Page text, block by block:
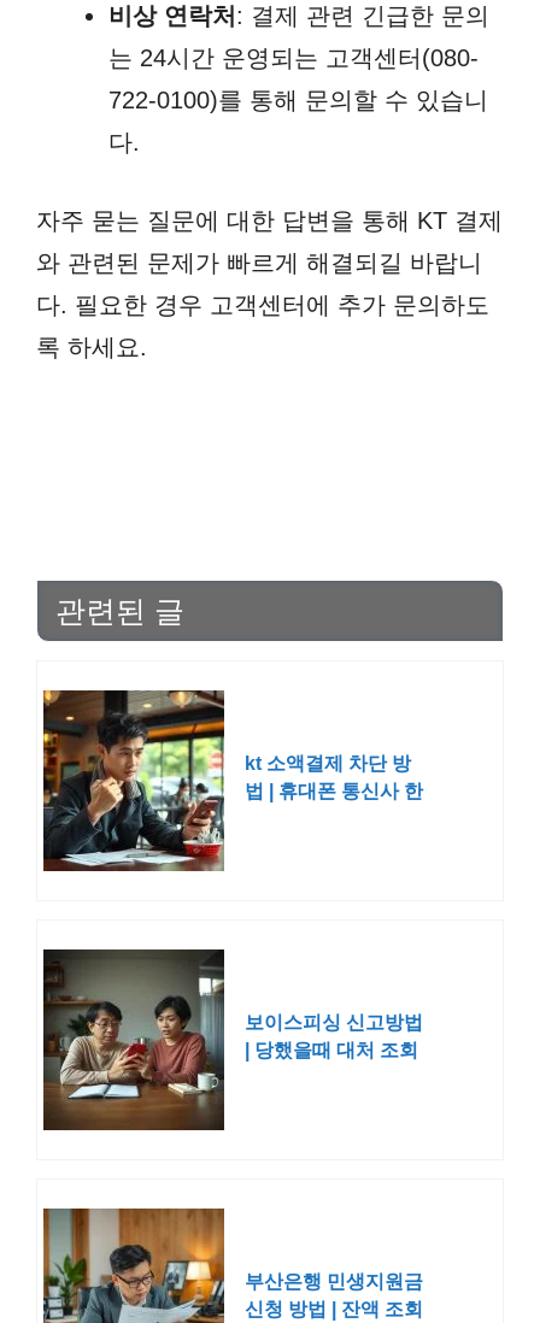
비상 연락처: 결제 관련 긴급한 문의
는 24시간 운영되는 고객센터(080-
722-0100)를 통해 문의할 수 있습니
다.
자주 묻는 질문에 대한 답변을 통해 KT 결제
와 관련된 문제가 빠르게 해결되길 바랍니
다. 필요한 경우 고객센터에 추가 문의하도
록 하세요.
관련된 글
kt 소액결제 차단 방
법 | 휴대폰 통신사 한
보이스피싱 신고방법
| 당했을때 대처 조회
부산은행 민생지원금
신청 방법 | 잔액 조회